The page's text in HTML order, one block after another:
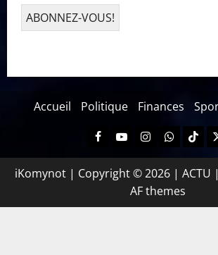
Accueil Politique Finances
iKomynot | Copyright © 2026 | ACTU |
AF themes